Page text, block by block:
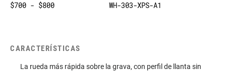
$700 - $800 WH-303-XPS-A1
CARACTERÍSTICAS
La rueda más rápida sobre la grava, con perfil de llanta sin